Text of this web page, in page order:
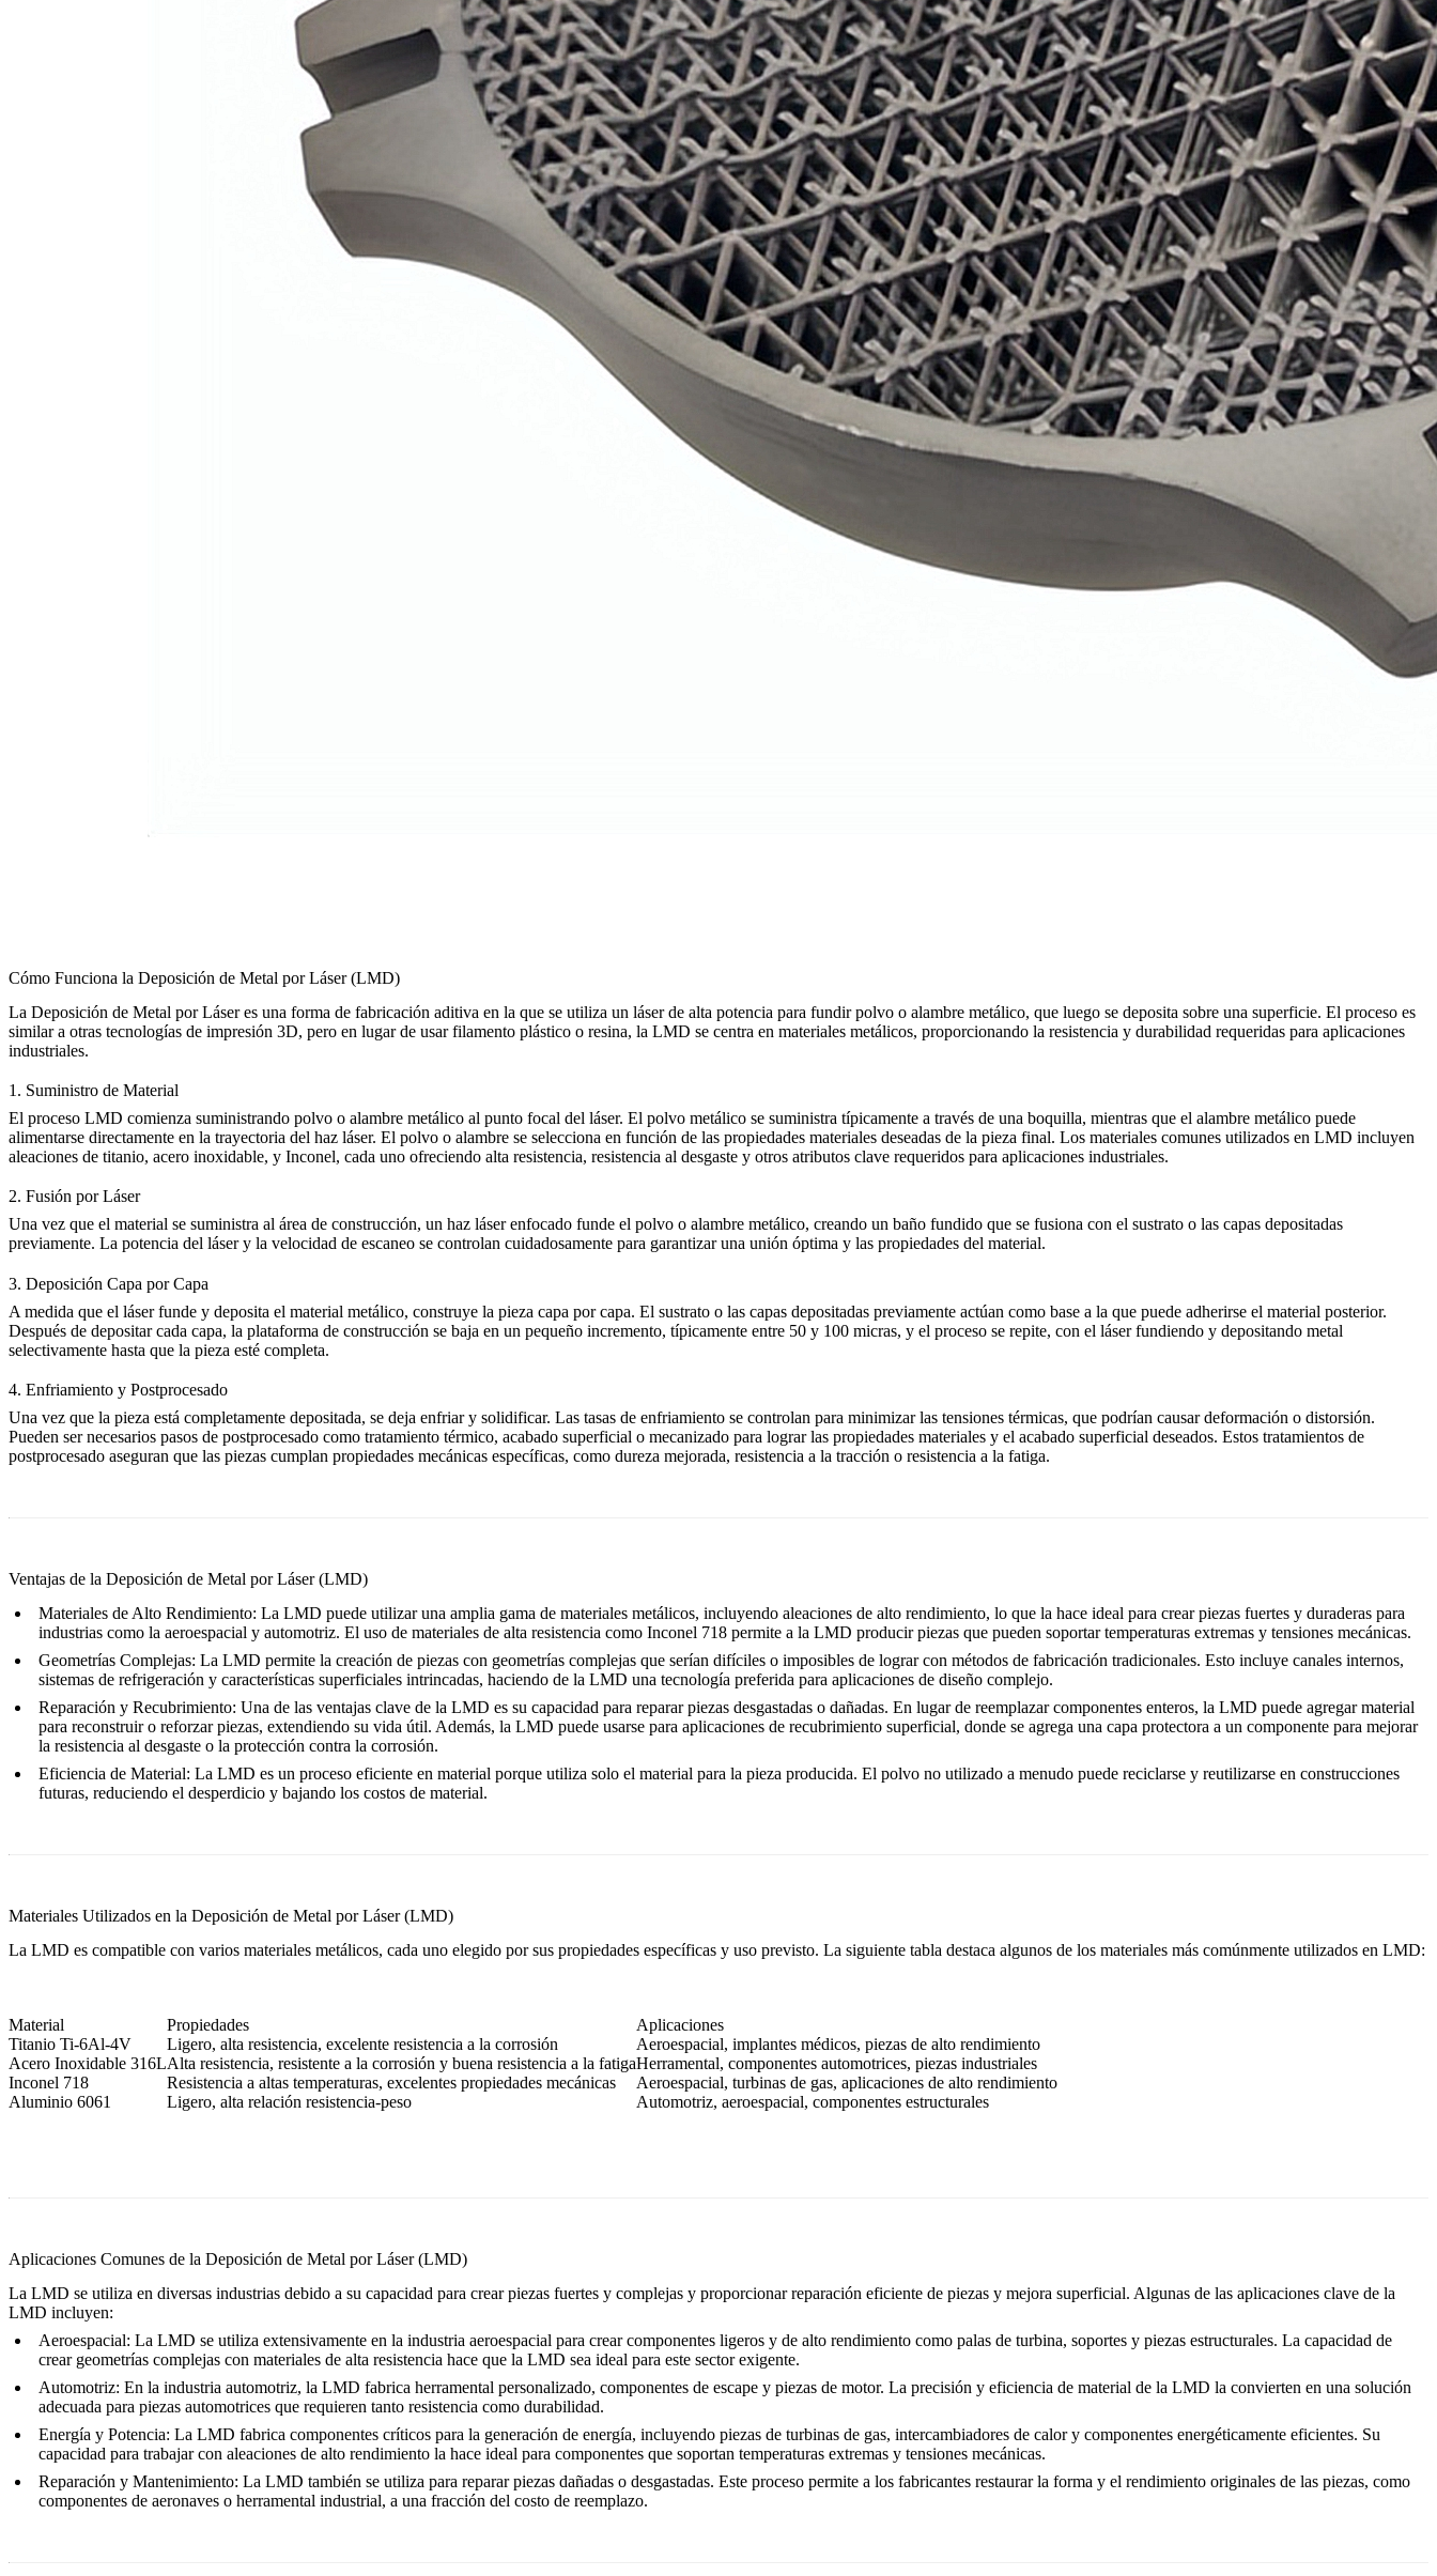
Cómo Funciona la Deposición de Metal por Láser (LMD)
La Deposición de Metal por Láser es una forma de fabricación aditiva en la que se utiliza un láser de alta potencia para fundir polvo o alambre metálico, que luego se deposita sobre una superficie. El proceso es
similar a otras tecnologías de impresión 3D, pero en lugar de usar filamento plástico o resina, la LMD se centra en materiales metálicos, proporcionando la resistencia y durabilidad requeridas para aplicaciones
industriales.
1. Suministro de Material
El proceso LMD comienza suministrando polvo o alambre metálico al punto focal del láser. El polvo metálico se suministra típicamente a través de una boquilla, mientras que el alambre metálico puede
alimentarse directamente en la trayectoria del haz láser. El polvo o alambre se selecciona en función de las propiedades materiales deseadas de la pieza final. Los materiales comunes utilizados en LMD incluyen
aleaciones de titanio, acero inoxidable, y Inconel, cada uno ofreciendo alta resistencia, resistencia al desgaste y otros atributos clave requeridos para aplicaciones industriales.
2. Fusión por Láser
Una vez que el material se suministra al área de construcción, un haz láser enfocado funde el polvo o alambre metálico, creando un baño fundido que se fusiona con el sustrato o las capas depositadas
previamente. La potencia del láser y la velocidad de escaneo se controlan cuidadosamente para garantizar una unión óptima y las propiedades del material.
3. Deposición Capa por Capa
A medida que el láser funde y deposita el material metálico, construye la pieza capa por capa. El sustrato o las capas depositadas previamente actúan como base a la que puede adherirse el material posterior.
Después de depositar cada capa, la plataforma de construcción se baja en un pequeño incremento, típicamente entre 50 y 100 micras, y el proceso se repite, con el láser fundiendo y depositando metal
selectivamente hasta que la pieza esté completa.
4. Enfriamiento y Postprocesado
Una vez que la pieza está completamente depositada, se deja enfriar y solidificar. Las tasas de enfriamiento se controlan para minimizar las tensiones térmicas, que podrían causar deformación o distorsión.
Pueden ser necesarios pasos de postprocesado como tratamiento térmico, acabado superficial o mecanizado para lograr las propiedades materiales y el acabado superficial deseados. Estos tratamientos de
postprocesado aseguran que las piezas cumplan propiedades mecánicas específicas, como dureza mejorada, resistencia a la tracción o resistencia a la fatiga.
Ventajas de la Deposición de Metal por Láser (LMD)
Materiales de Alto Rendimiento: La LMD puede utilizar una amplia gama de materiales metálicos, incluyendo aleaciones de alto rendimiento, lo que la hace ideal para crear piezas fuertes y duraderas para
industrias como la aeroespacial y automotriz. El uso de materiales de alta resistencia como Inconel 718 permite a la LMD producir piezas que pueden soportar temperaturas extremas y tensiones mecánicas.
Geometrías Complejas: La LMD permite la creación de piezas con geometrías complejas que serían difíciles o imposibles de lograr con métodos de fabricación tradicionales. Esto incluye canales internos,
sistemas de refrigeración y características superficiales intrincadas, haciendo de la LMD una tecnología preferida para aplicaciones de diseño complejo.
Reparación y Recubrimiento: Una de las ventajas clave de la LMD es su capacidad para reparar piezas desgastadas o dañadas. En lugar de reemplazar componentes enteros, la LMD puede agregar material
para reconstruir o reforzar piezas, extendiendo su vida útil. Además, la LMD puede usarse para aplicaciones de recubrimiento superficial, donde se agrega una capa protectora a un componente para mejorar
la resistencia al desgaste o la protección contra la corrosión.
Eficiencia de Material: La LMD es un proceso eficiente en material porque utiliza solo el material para la pieza producida. El polvo no utilizado a menudo puede reciclarse y reutilizarse en construcciones
futuras, reduciendo el desperdicio y bajando los costos de material.
Materiales Utilizados en la Deposición de Metal por Láser (LMD)
La LMD es compatible con varios materiales metálicos, cada uno elegido por sus propiedades específicas y uso previsto. La siguiente tabla destaca algunos de los materiales más comúnmente utilizados en LMD:
Material Propiedades
Aplicaciones
Titanio Ti-6Al-4V
Ligero, alta resistencia, excelente resistencia a la corrosión
Aeroespacial, implantes médicos, piezas de alto rendimiento
Acero Inoxidable 316LAlta resistencia, resistente a la corrosión y buena resistencia a la fatigaHerramental, componentes automotrices, piezas industriales
Inconel 718
Resistencia a altas temperaturas, excelentes propiedades mecánicas
Aeroespacial, turbinas de gas, aplicaciones de alto rendimiento
Aluminio 6061
Ligero, alta relación resistencia-peso Automotriz, aeroespacial, componentes estructurales
Aplicaciones Comunes de la Deposición de Metal por Láser (LMD)
La LMD se utiliza en diversas industrias debido a su capacidad para crear piezas fuertes y complejas y proporcionar reparación eficiente de piezas y mejora superficial. Algunas de las aplicaciones clave de la
LMD incluyen:
Aeroespacial: La LMD se utiliza extensivamente en la industria aeroespacial para crear componentes ligeros y de alto rendimiento como palas de turbina, soportes y piezas estructurales. La capacidad de
crear geometrías complejas con materiales de alta resistencia hace que la LMD sea ideal para este sector exigente.
Automotriz: En la industria automotriz, la LMD fabrica herramental personalizado, componentes de escape y piezas de motor. La precisión y eficiencia de material de la LMD la convierten en una solución
adecuada para piezas automotrices que requieren tanto resistencia como durabilidad.
Energía y Potencia: La LMD fabrica componentes críticos para la generación de energía, incluyendo piezas de turbinas de gas, intercambiadores de calor y componentes energéticamente eficientes. Su
capacidad para trabajar con aleaciones de alto rendimiento la hace ideal para componentes que soportan temperaturas extremas y tensiones mecánicas.
Reparación y Mantenimiento: La LMD también se utiliza para reparar piezas dañadas o desgastadas. Este proceso permite a los fabricantes restaurar la forma y el rendimiento originales de las piezas, como
componentes de aeronaves o herramental industrial, a una fracción del costo de reemplazo.